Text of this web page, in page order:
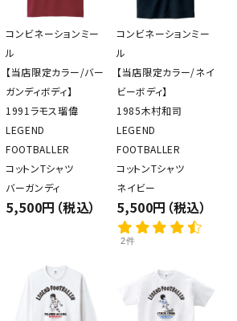
コンビネーションミー
ル
【当店限定カラー/バー
ガンディボディ】
1991ラモス瑠偉
LEGEND
FOOTBALLER
コットンTシャツ
バーガンディ
5,500円（税込）
コンビネーションミー
ル
【当店限定カラー/ネイ
ビーボディ】
1985木村和司
LEGEND
FOOTBALLER
コットンTシャツ
ネイビー
5,500円（税込）
2件